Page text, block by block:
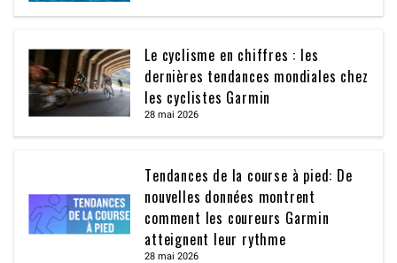
Le cyclisme en chiffres : les
dernières tendances mondiales chez
les cyclistes Garmin
28 mai 2026
Tendances de la course à pied: De
nouvelles données montrent
comment les coureurs Garmin
atteignent leur rythme
28 mai 2026